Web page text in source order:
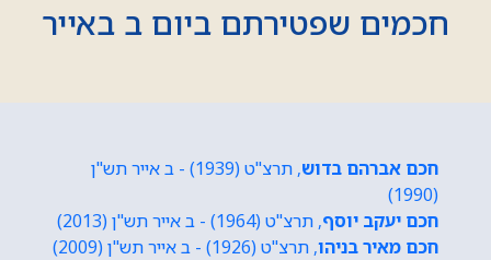
חכמים שפטירתם ביום ב באייר
חכם אברהם בדוש
, תרצ"ט (1939) - ב אייר תש"ן
(1990)
חכם יעקב יוסף, תרצ"ט (1964) - ב אייר תש"ן (2013)
חכם מאיר בניהו, תרצ"ט (1926) - ב אייר תש"ן (2009)